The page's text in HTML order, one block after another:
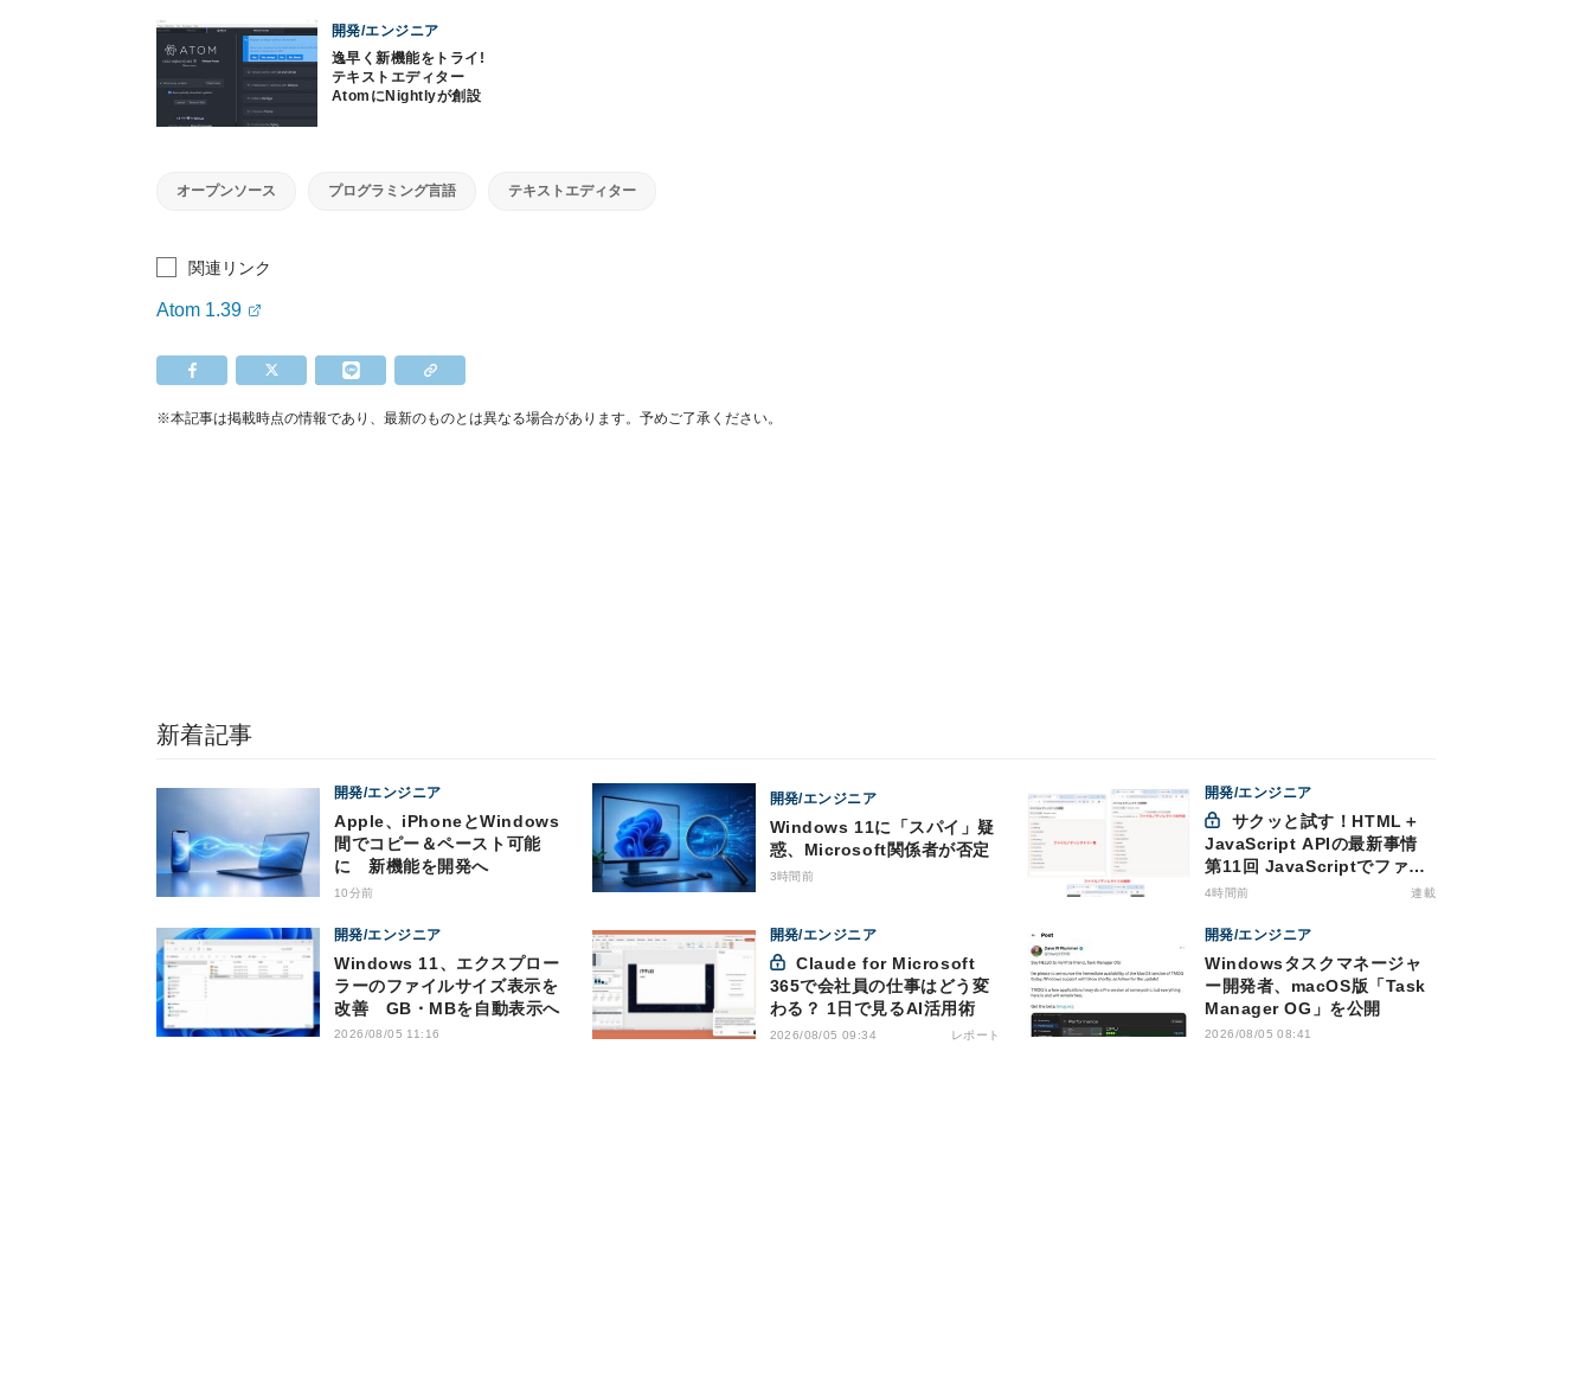
開発/エンジニア
逸早く新機能をトライ!
テキストエディター
AtomにNightlyが創設
オープンソース プログラミング言語 テキストエディター
関連リンク
Atom 1.39
※本記事は掲載時点の情報であり、最新のものとは異なる場合があります。予めご了承ください。
新着記事
開発/エンジニア
Apple、iPhoneとWindows
間でコピー＆ペースト可能
に 新機能を開発へ
10分前
開発/エンジニア
Windows 11に「スパイ」疑
惑、Microsoft関係者が否定
3時間前
開発/エンジニア
JavaScript APIの最新事情
第11回 JavaScriptでファイ
ル管理！Origin Private File
4時間前 連載
開発/エンジニア
Windows 11、エクスプロー
ラーのファイルサイズ表示を
改善 GB・MBを自動表示へ
2026/08/05 11:16
開発/エンジニア
Claude for Microsoft
365で会社員の仕事はどう変
わる？ 1日で見るAI活用術
2026/08/05 09:34 レポート
開発/エンジニア
Windowsタスクマネージャ
ー開発者、macOS版「Task
Manager OG」を公開
2026/08/05 08:41